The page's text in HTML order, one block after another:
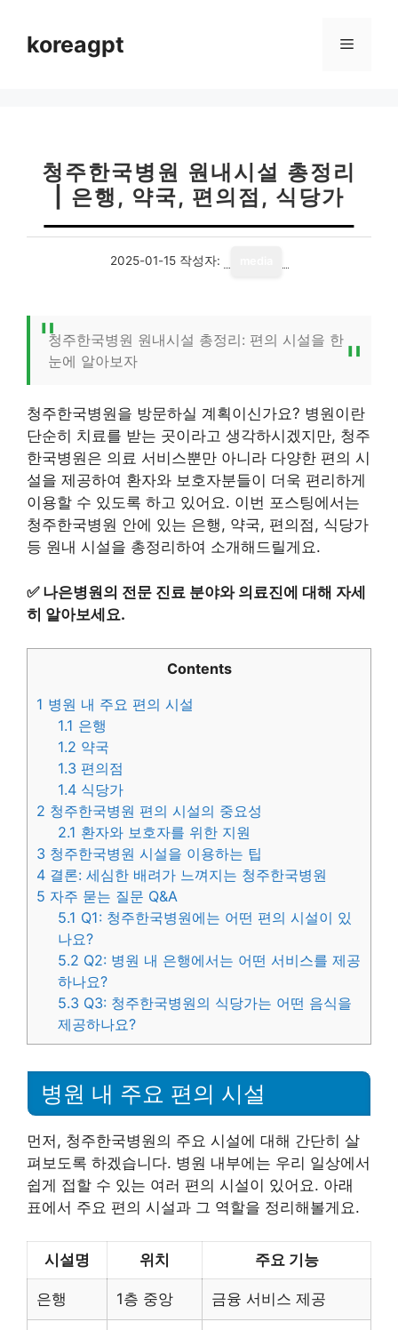
koreagpt 메
청주한국병원 원내시설 총정리
| 은행, 약국, 편의점, 식당가
2025-01-15 작성자:
청주한국병원 원내시설 총정리: 편의 시설을 한
눈에 알아보자
청주한국병원을 방문하실 계획이신가요? 병원이란
단순히 치료를 받는 곳이라고 생각하시겠지만, 청주
한국병원은 의료 서비스뿐만 아니라 다양한 편의 시
설을 제공하여 환자와 보호자분들이 더욱 편리하게
이용할 수 있도록 하고 있어요. 이번 포스팅에서는
청주한국병원 안에 있는 은행, 약국, 편의점, 식당가
등 원내 시설을 총정리하여 소개해드릴게요.
✅ 나은병원의 전문 진료 분야와 의료진에 대해 자세
히 알아보세요.
Contents
1 병원 내 주요 편의 시설
1.1 은행
1.2 약국
1.3 편의점
1.4 식당가
2 청주한국병원 편의 시설의 중요성
2.1 환자와 보호자를 위한 지원
3 청주한국병원 시설을 이용하는 팁
4 결론: 세심한 배려가 느껴지는 청주한국병원
5 자주 묻는 질문 Q&A
5.1 Q1: 청주한국병원에는 어떤 편의 시설이 있
나요?
5.2 Q2: 병원 내 은행에서는 어떤 서비스를 제공
하나요?
5.3 Q3: 청주한국병원의 식당가는 어떤 음식을
제공하나요?
병원 내 주요 편의 시설
먼저, 청주한국병원의 주요 시설에 대해 간단히 살
펴보도록 하겠습니다. 병원 내부에는 우리 일상에서
쉽게 접할 수 있는 여러 편의 시설이 있어요. 아래
표에서 주요 편의 시설과 그 역할을 정리해볼게요.
시설명 위치 주요 기능
은행 1층 중앙 금융 서비스 제공